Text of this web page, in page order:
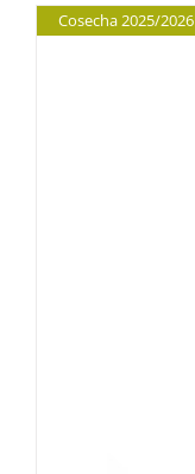
Cosecha 2025/2026